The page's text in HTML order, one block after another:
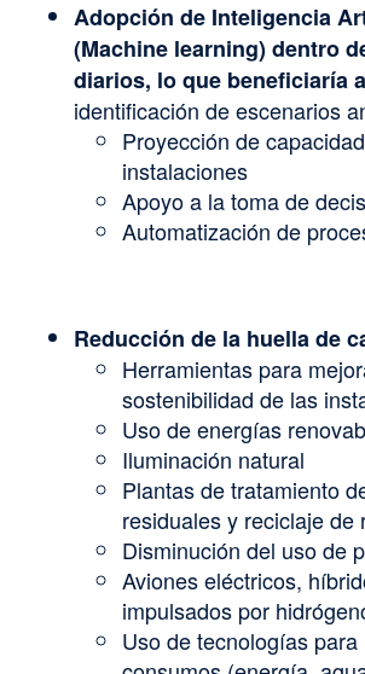
Adopción de Inteligencia
(Machine learning) dentro
diarios, lo que beneficiaría
identificación de escenarios
Proyección de
instalaciones
Apoyo a la toma de
Automatización de
Reducción de la huella de
Herramientas para
sostenibilidad de las
Uso de energías
Iluminación natural
Plantas de tratamiento
residuales y reciclaje de
Disminución del uso de
Aviones eléctricos,
impulsados por
Uso de tecnologías